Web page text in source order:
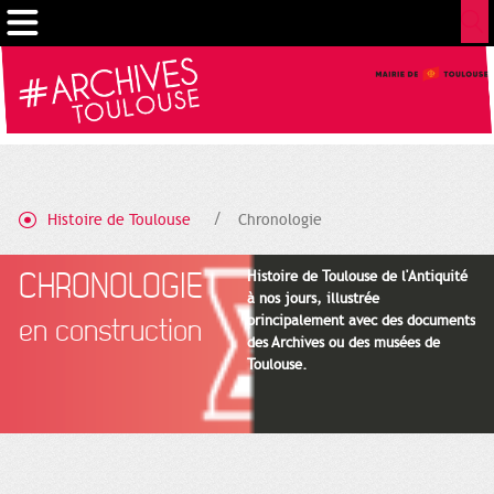
Histoire de Toulouse Chronologie
CHRONOLOGIE
en construction
Histoire de Toulouse de l'Antiquité
à nos jours, illustrée
principalement avec des documents
des Archives ou des musées de
Toulouse.
Cookies management panel